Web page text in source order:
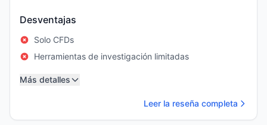
Desventajas
Solo CFDs
Herramientas de investigación limitadas
Más detalles
Leer la reseña completa